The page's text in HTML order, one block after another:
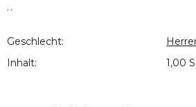
, ,
Geschlecht:
Inhalt:
1,00